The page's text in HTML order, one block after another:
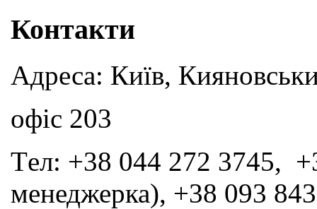
Контакти
Адреса: Київ,
офіс 203
Tел: +38 044 272 3745,
менеджерка), +38 093